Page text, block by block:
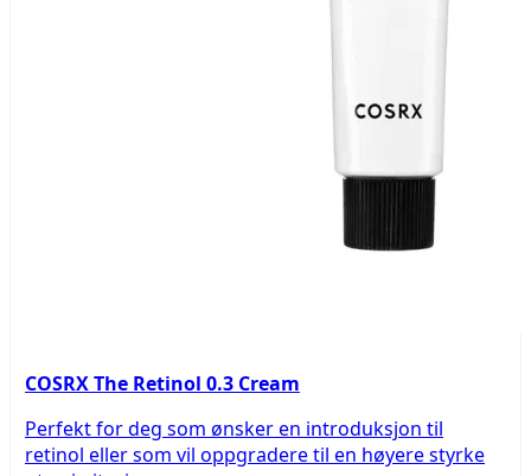
COSRX The Retinol 0.3 Cream
Perfekt for deg som ønsker en introduksjon til
retinol eller som vil oppgradere til en høyere styrke